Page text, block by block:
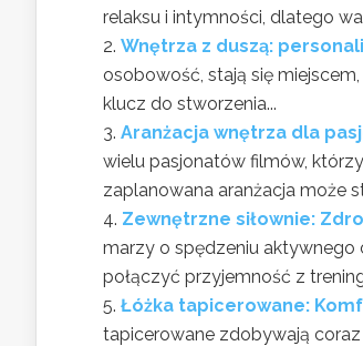
relaksu i intymności, dlatego
Wnętrza z duszą:
osobowość, stają się
klucz do stworzenia...
Aranżacja wnętrza dla
wielu pasjonatów filmów,
zaplanowana aranżacja może
Zewnętrzne siłownie:
marzy o spędzeniu aktywnego
połączyć przyjemność z
Łóżka tapicerowane:
tapicerowane zdobywają